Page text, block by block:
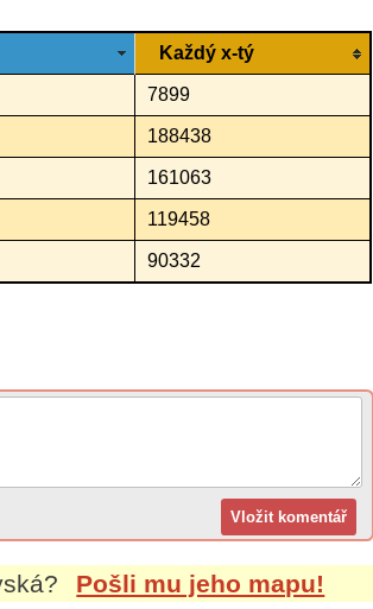
Každý x-tý
7899
188438
161063
119458
90332
? Pošli mu jeho mapu!